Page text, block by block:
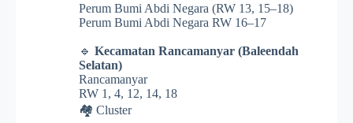
Perum Bumi Abdi Negara (RW 13, 15–18)
Perum Bumi Abdi Negara RW 16–17
🔹 Kecamatan Rancamanyar (Baleendah
Selatan)
Rancamanyar
RW 1, 4, 12, 14, 18
🏘️ Cluster